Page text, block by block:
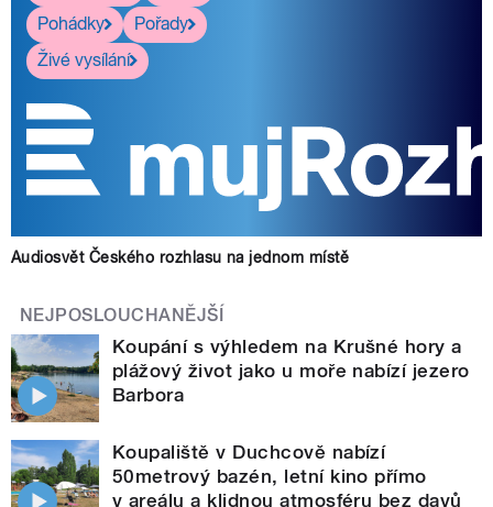
Pohádky
Pořady
Živé vysílání
Audiosvět Českého rozhlasu na jednom místě
NEJPOSLOUCHANĚJŠÍ
Koupání s výhledem na Krušné hory a
plážový život jako u moře nabízí jezero
Barbora
Koupaliště v Duchcově nabízí
50metrový bazén, letní kino přímo
v areálu a klidnou atmosféru bez davů